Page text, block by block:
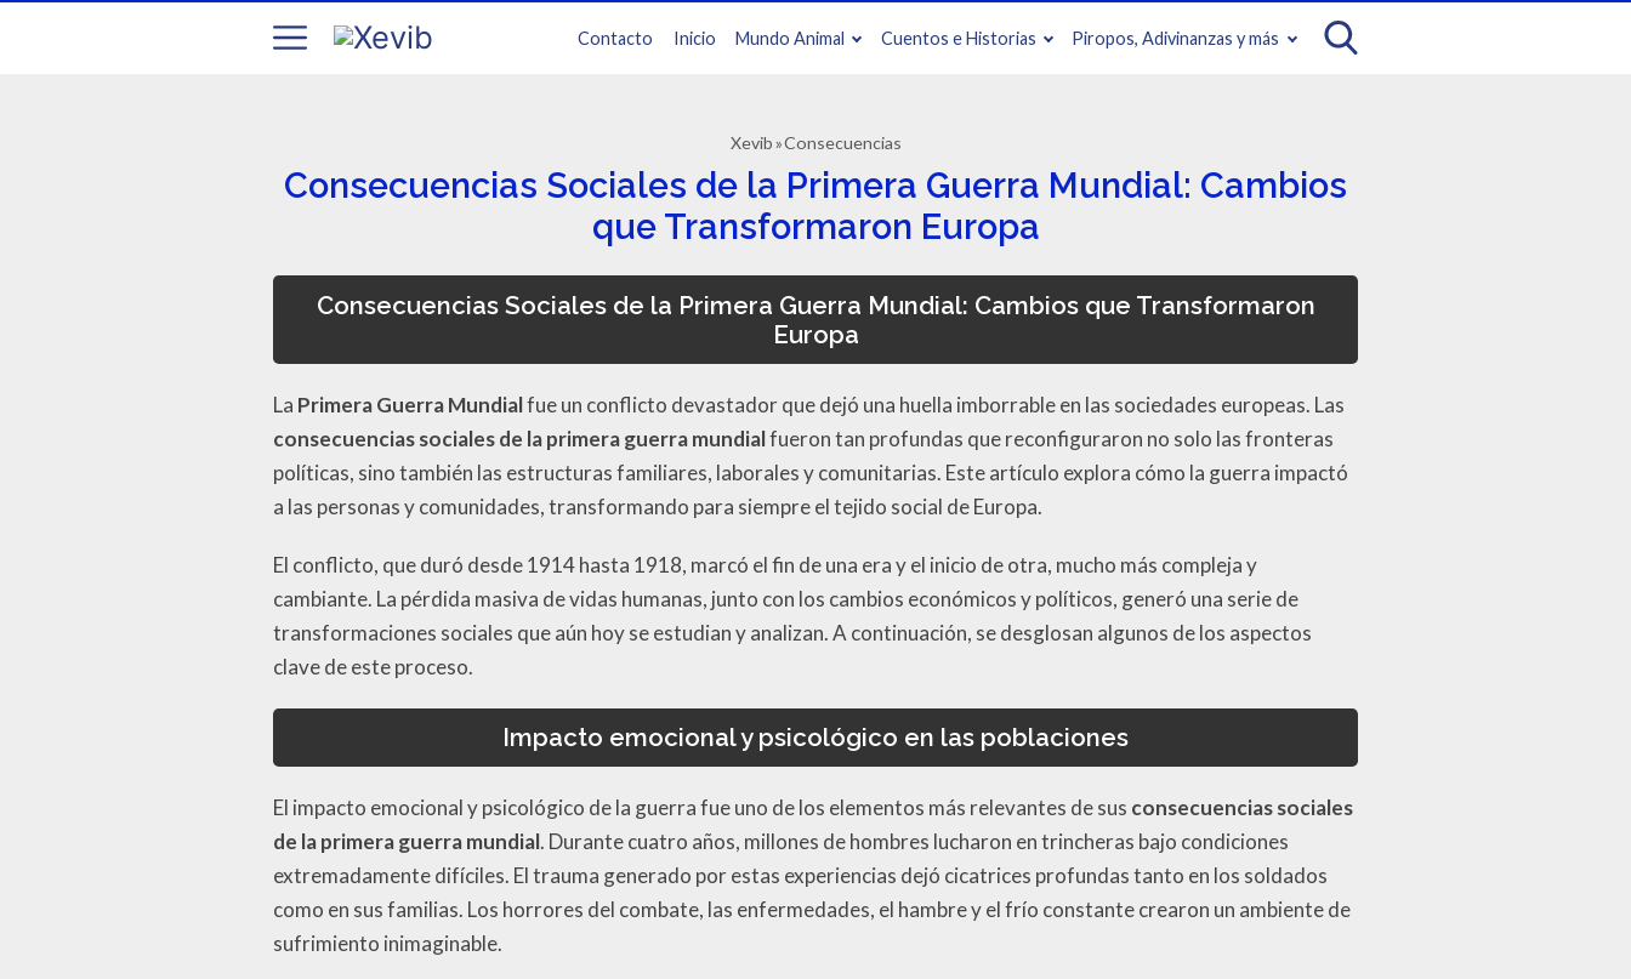
Contacto Inicio Mundo Animal Cuentos e Historias Piropos, Adivinanzas y más
Xevib Consecuencias
Consecuencias Sociales de la Primera Guerra Mundial: Cambios
que Transformaron Europa
Consecuencias Sociales de la Primera Guerra Mundial: Cambios que Transformaron
Europa
La Primera Guerra Mundialfue un conflicto devastador que dejó una huella imborrable en las sociedades europeas. Las
consecuencias sociales de la primera guerra mundialfueron tan profundas que reconfiguraron no solo las fronteras
políticas, sino también las estructuras familiares, laborales y comunitarias. Este artículo explora cómo la guerra impactó
a las personas y comunidades, transformando para siempre el tejido social de Europa.
El conflicto, que duró desde 1914 hasta 1918, marcó el fin de una era y el inicio de otra, mucho más compleja y
cambiante. La pérdida masiva de vidas humanas, junto con los cambios económicos y políticos, generó una serie de
transformaciones sociales que aún hoy se estudian y analizan. A continuación, se desglosan algunos de los aspectos
clave de este proceso.
Impacto emocional y psicológico en las poblaciones
El impacto emocional y psicológico de la guerra fue uno de los elementos más relevantes de sus consecuencias sociales
de la primera guerra mundial. Durante cuatro años, millones de hombres lucharon en trincheras bajo condiciones
extremadamente difíciles. El trauma generado por estas experiencias dejó cicatrices profundas tanto en los soldados
como en sus familias. Los horrores del combate, las enfermedades, el hambre y el frío constante crearon un ambiente de
sufrimiento inimaginable.